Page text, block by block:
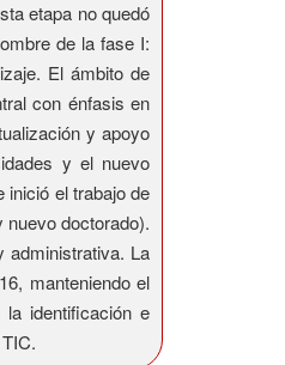
etapa no quedó
de la fase I:
El ámbito de
con énfasis en
y apoyo
y el nuevo
inició el trabajo de
doctorado).
administrativa. La
manteniendo el
identificación e